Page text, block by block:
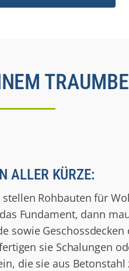
ALLER KÜRZE:
stellen Rohbauten für
Fundament, dann
sowie
sie Schalungen
die sie aus